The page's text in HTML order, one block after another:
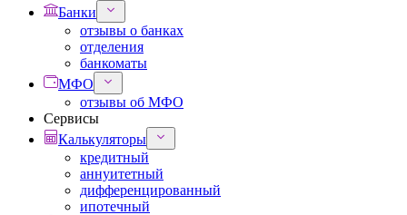
Банки
отзывы о банках
отделения
банкоматы
МФО
отзывы об МФО
Сервисы
Калькуляторы
кредитный
аннуитетный
дифференцированный
ипотечный